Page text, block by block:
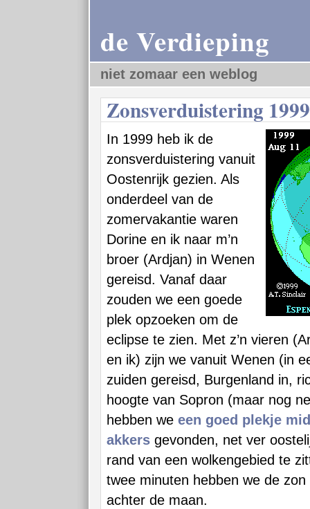
de Verdieping
niet zomaar een weblog
Zonsverduistering 1999
In 1999 heb ik de
zonsverduistering vanuit
Oostenrijk gezien. Als
onderdeel van de
zomervakantie waren
Dorine en ik naar m’n
broer (Ardjan) in Wenen
gereisd. Vanaf daar
zouden we een goede
plek opzoeken om de
eclipse te zien. Met z’n vieren
en ik) zijn we vanuit Wenen (in
zuiden gereisd, Burgenland in,
hoogte van Sopron (maar nog
hebben we een goed plekje
akkers gevonden, net ver
rand van een wolkengebied te
twee minuten hebben we de
achter de maan.